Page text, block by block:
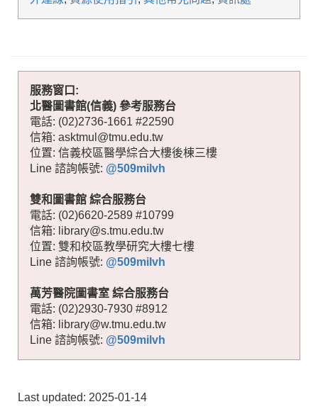
服務窗口:
北醫圖書館(信義) 參考服務台
電話: (02)2736-1661 #22590
信箱: asktmul@tmu.edu.tw
位置: 信義校區醫學綜合大樓後棟三樓
Line 諮詢帳號: @509milvh
雙和圖書館 綜合服務台
電話: (02)6620-2589 #10799
信箱: library@s.tmu.edu.tw
位置: 雙和校區教學研究大樓七樓
Line 諮詢帳號: @509milvh
萬芳醫院圖書室 綜合服務台
電話: (02)2930-7930 #8912
信箱: library@w.tmu.edu.tw
Line 諮詢帳號: @509milvh
Last updated: 2025-01-14